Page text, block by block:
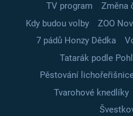
TV program
Změna
Kdy budou volby
ZOO
7 pádů Honzy Dědka
Tatarák podle
Pěstování
Tvarohové knedlíky